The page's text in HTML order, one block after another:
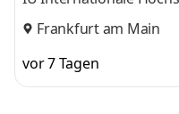
Frankfurt am Main
vor 7 Tagen